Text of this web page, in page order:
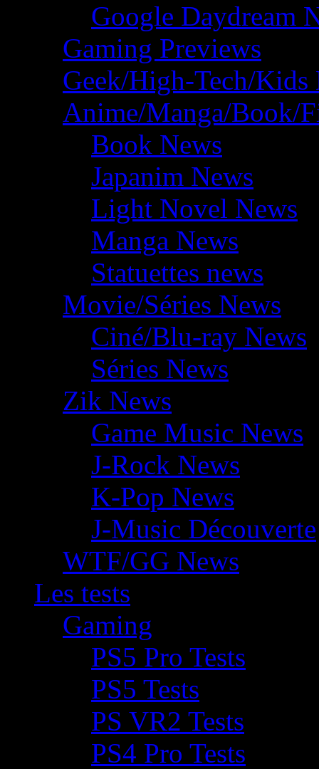
Google Daydream
Gaming Previews
Geek/High-Tech/Kids
Anime/Manga/Book/
Book News
Japanim News
Light Novel News
Manga News
Statuettes news
Movie/Séries News
Ciné/Blu-ray News
Séries News
Zik News
Game Music News
J-Rock News
K-Pop News
J-Music Découverte
WTF/GG News
Les tests
Gaming
PS5 Pro Tests
PS5 Tests
PS VR2 Tests
PS4 Pro Tests